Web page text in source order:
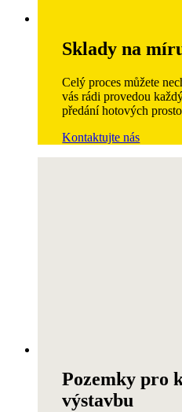
Sklady na
Celý proces můžete
vás rádi provedou
předání hotových
Kontaktujte nás
Pozemky pro
výstavbu